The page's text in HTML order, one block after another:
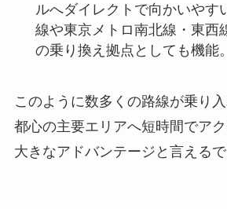
ルへダイレクトで向かいやす
線や東京メトロ南北線・東西
の乗り換え拠点としても機能。
このように数多くの路線が乗り入
都心の主要エリアへ短時間でア
大きなアドバンテージと言えるで